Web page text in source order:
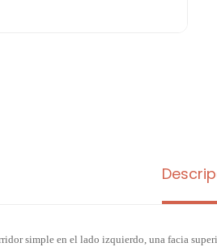
simple en el lado izquierdo, una facia